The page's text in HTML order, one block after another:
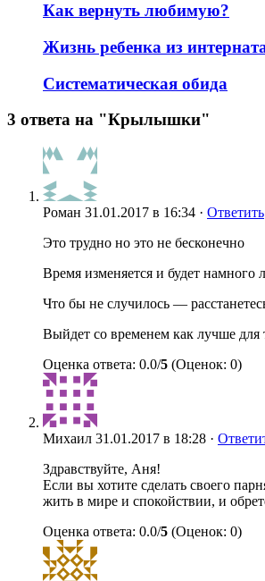
Как вернуть любимую?
Жизнь ребенка из
Систематическая обида
3 ответа на "Крылышки"
Роман 31.01.2017 в 16:34 · Ответить
Это трудно но это не бесконечно
Время изменяется и будет намного
Что бы не случилось —
Выйдет со временем как лучше для
Оценка ответа: 0.0/5 (Оценок: 0)
Михаил 31.01.2017 в 18:28 ·
Здравствуйте, Аня!
Если вы хотите сделать своего
жить в мире и спокойствии, и
Оценка ответа: 0.0/5 (Оценок: 0)